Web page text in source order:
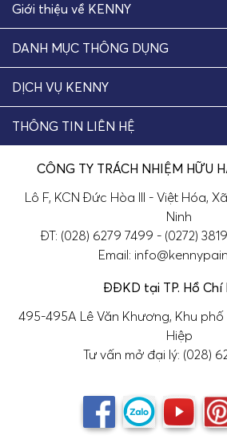
Giới thiệu về KENNY
DANH MỤC THÔNG DỤNG
DỊCH VỤ KENNY
THÔNG TIN LIÊN HỆ
CÔNG TY TRÁCH NHIỆM HỮU
Lô F, KCN Đức Hòa III - Việt Hóa,
Ninh
ĐT: (028) 6279 7499 - (0272)
Email:
ĐĐKD tại TP. Hồ Chí
495-495A Lê Văn Khương, Khu
Hiệp
Tư vấn mở đại lý: (028)